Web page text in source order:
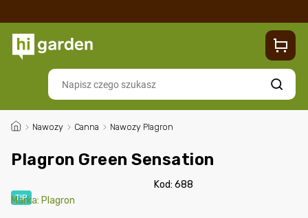
Contacts
Szukaj
/ Nawozy / Canna / Nawozy Plagron
Plagron Green Sensation
Kod: 688
TIP
Marka: Plagron